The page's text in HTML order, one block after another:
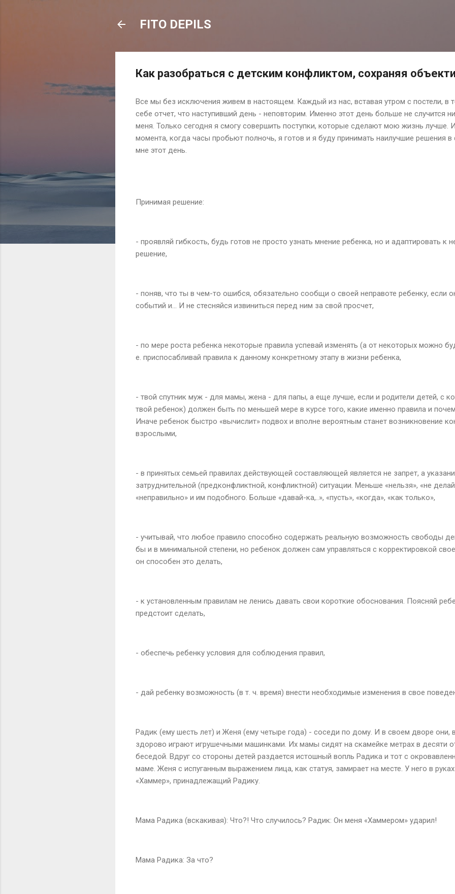
FITO DEPILS
Как разобраться с детским конфликтом, сохраняя
Все мы без исключения живем в настоящем. Каждый из нас, вставая утром с постели, в
себе отчет, что наступивший день - неповторим. Именно этот день больше не случится
меня. Только сегодня я смогу совершить поступки, которые сделают мою жизнь лучше.
момента, когда часы пробьют полночь, я готов и я буду принимать наилучшие решения в
мне этот день.
Принимая решение:
- проявляй гибкость, будь готов не просто узнать мнение ребенка, но и адаптировать к
решение,
- поняв, что ты в чем-то ошибся, обязательно сообщи о своей неправоте ребенку, если
событий и... И не стесняйся извиниться перед ним за свой просчет,
- по мере роста ребенка некоторые правила успевай изменять (а от некоторых можно
е. приспосабливай правила к данному конкретному этапу в жизни ребенка,
- твой спутник муж - для мамы, жена - для папы, а еще лучше, если и родители детей, с
твой ребенок) должен быть по меньшей мере в курсе того, какие именно правила и
Иначе ребенок быстро «вычислит» подвох и вполне вероятным станет возникновение
взрослыми,
- в принятых семьей правилах действующей составляющей является не запрет, а
затруднительной (предконфликтной, конфликтной) ситуации. Меньше «нельзя», «не
«неправильно» и им подобного. Больше «давай-ка,..», «пусть», «когда», «как только»,
- учитывай, что любое правило способно содержать реальную возможность свободы
бы и в минимальной степени, но ребенок должен сам управляться с корректировкой
он способен это делать,
- к установленным правилам не ленись давать свои короткие обоснования. Поясняй
предстоит сделать,
- обеспечь ребенку условия для соблюдения правил,
- дай ребенку возможность (в т. ч. время) внести необходимые изменения в свое
Радик (ему шесть лет) и Женя (ему четыре года) - соседи по дому. И в своем дворе они,
здорово играют игрушечными машинками. Их мамы сидят на скамейке метрах в десяти
беседой. Вдруг со стороны детей раздается истошный вопль Радика и тот с
маме. Женя с испуганным выражением лица, как статуя, замирает на месте. У него в
«Хаммер», принадлежащий Радику.
Мама Радика (вскакивая): Что?! Что случилось? Радик: Он меня «Хаммером» ударил!
Мама Радика: За что?